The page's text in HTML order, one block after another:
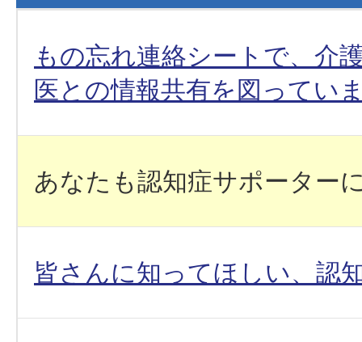
もの忘れ連絡シートで、介
医との情報共有を図ってい
あなたも認知症サポーター
皆さんに知ってほしい、認